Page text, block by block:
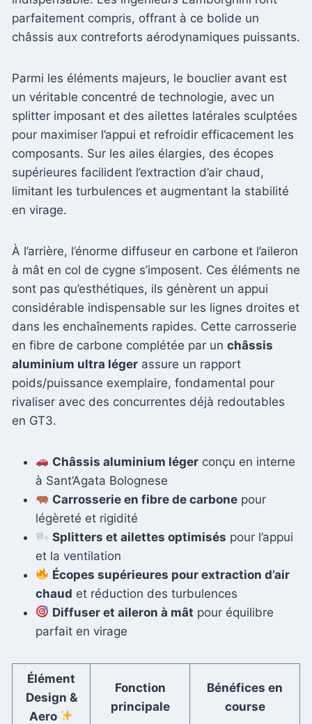
parfaitement compris, offrant à ce bolide un
châssis aux contreforts aérodynamiques puissants.
Parmi les éléments majeurs, le bouclier avant est
un véritable concentré de technologie, avec un
splitter imposant et des ailettes latérales sculptées
pour maximiser l’appui et refroidir efficacement les
composants. Sur les ailes élargies, des écopes
supérieures facilident l’extraction d’air chaud,
limitant les turbulences et augmentant la stabilité
en virage.
À l’arrière, l’énorme diffuseur en carbone et l’aileron
à mât en col de cygne s’imposent. Ces éléments ne
sont pas qu’esthétiques, ils génèrent un appui
considérable indispensable sur les lignes droites et
dans les enchaînements rapides. Cette carrosserie
en fibre de carbone complétée par un châssis
aluminium ultra léger assure un rapport
poids/puissance exemplaire, fondamental pour
rivaliser avec des concurrentes déjà redoutables
en GT3.
Châssis aluminium léger conçu en interne
à Sant’Agata Bolognese
Carrosserie en fibre de carbone pour
légèreté et rigidité
Splitters et ailettes optimisés pour l’appui
et la ventilation
Écopes supérieures pour extraction d’air
chaud et réduction des turbulences
Diffuser et aileron à mât pour équilibre
parfait en virage
Élément
Design &
Aero
Fonction
principale
Bénéfices en
course